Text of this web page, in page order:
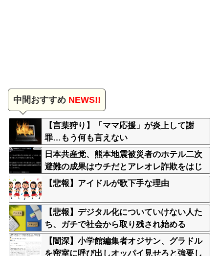
中間おすすめNEWS!!
【言葉狩り】「ママ応援」が炎上して謝
罪…もう何も言えない
日本共産党、熊本地震被災者のホテル二次
避難の成果はウチだとアレオレ詐欺をはじ
める
【悲報】アイドルが歌下手な理由
【悲報】デジタル化についていけない人た
ち、ガチで社会から取り残され始める
【闇深】小学館編集者オジサン、グラドル
を密室に呼び出しオッパイ見せろと強要し